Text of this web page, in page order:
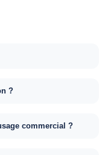
?
commercial ?